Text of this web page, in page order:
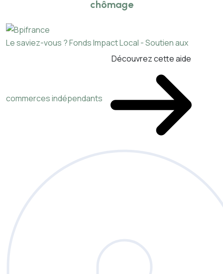
chômage
Le saviez-vous ?Fonds Impact Local - Soutien aux
commerces indépendants
Découvrez cette aide